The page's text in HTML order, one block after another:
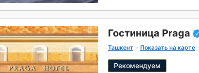
Гостиница Praga
Ташкент Показать на карте
Рекомендуем